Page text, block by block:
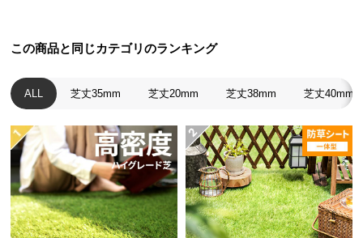
商
の
配
に
つ
い
て
小
この商品と同じカテゴリのランキング
ALL 芝丈35mm 芝丈20mm 芝丈38mm 芝丈40mm